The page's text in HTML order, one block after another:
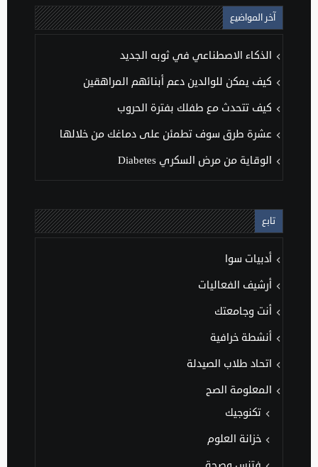
آخر المواضيع
الذكاء الاصطناعي في ثوبه الجديد
كيف يمكن للوالدين دعم أبنائهم المراهقين
كيف تتحدث مع طفلك بفترة الحروب
عشرة طرق سوف تطمئن على دماغك من خلالها
الوقاية من مرض السكري Diabetes
تابع
أدبيات سوا
أرشيف الفعاليات
أنت وجامعتك
أنشطة خرافية
اتحاد طلاب الصيدلة
المعلومة الصح
تكنوجيك
خزانة العلوم